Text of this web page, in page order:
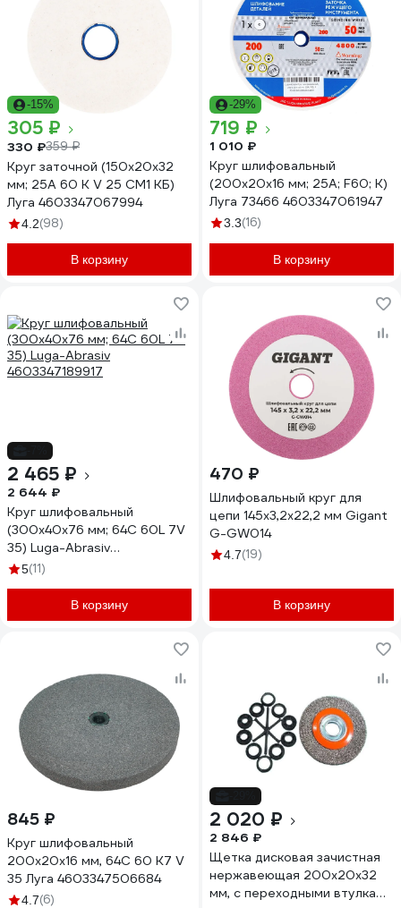
-15%
305 ₽
330 ₽359 ₽
Круг заточной (150х20х32
мм; 25А 60 K V 25 СМ1 КБ)
Луга 4603347067994
4.2(98)
В корзину
-29%
719 ₽
1 010 ₽
Круг шлифовальный
(200х20х16 мм; 25А; F60; K)
Луга 73466 4603347061947
3.3(16)
В корзину
2 465 ₽
2 644 ₽
Круг шлифовальный
(300х40х76 мм; 64С 60L 7V
35) Luga-Abrasiv
4603347189917
5(11)
В корзину
470 ₽
Шлифовальный круг для
цепи 145x3,2x22,2 мм Gigant
G-GW014
4.7(19)
В корзину
845 ₽
Круг шлифовальный
200x20x16 мм, 64С 60 K7 V
35 Луга 4603347506684
4.7(6)
2 020 ₽
2 846 ₽
Щетка дисковая зачистная
нержавеющая 200x20x32
мм, с переходными втулками